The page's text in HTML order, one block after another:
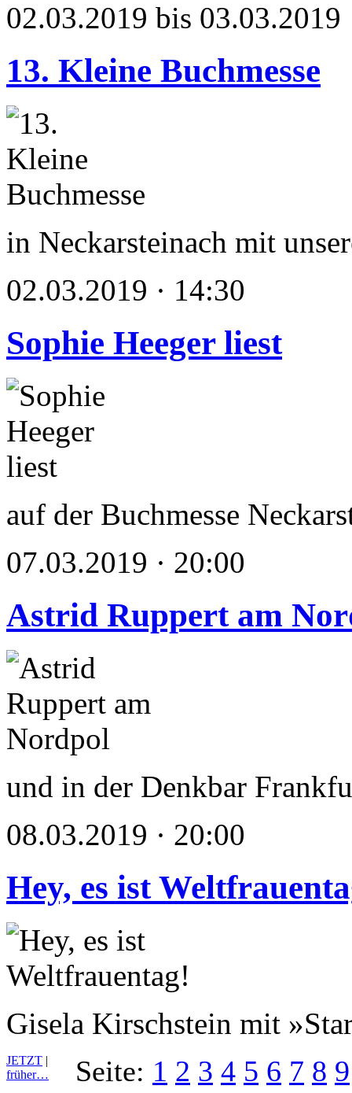
02.03.2019 bis 03.03.2019
13. Kleine Buchmesse
in Neckarsteinach mit
02.03.2019 · 14:30
Sophie Heeger liest
auf der Buchmesse
07.03.2019 · 20:00
Astrid Ruppert am
und in der Denkbar
08.03.2019 · 20:00
Hey, es ist
Gisela Kirschstein mit
JETZT |
früher…
Seite: 1 2 3 4 5 6 7 8 9